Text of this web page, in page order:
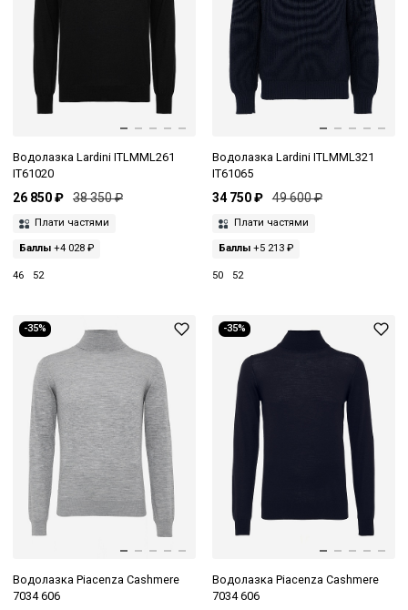
Водолазка Lardini ITLMML261
IT61020
26 850 ₽ 38 350 ₽
Плати частями
Баллы +4 028 ₽
46 52
Водолазка Lardini ITLMML321
IT61065
34 750 ₽ 49 600 ₽
Плати частями
Баллы+5 213 ₽
50 52
-35%
Водолазка Piacenza Cashmere
7034 606
-35%
Водолазка Piacenza Cashmere
7034 606